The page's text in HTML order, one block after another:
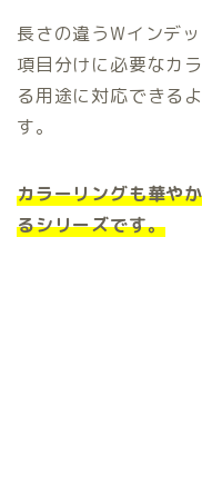
長さの違うWインデ
項目分けに必要なカ
る用途に対応できる
す。
カラーリングも華や
るシリーズです。